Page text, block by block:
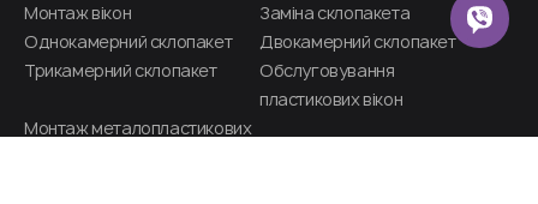
Монтаж вікон
Заміна склопакета
Однокамерний склопакет
Двокамерний склопакет
Трикамерний склопакет
Обслуговування
пластикових вікон​
Монтаж металопластикових